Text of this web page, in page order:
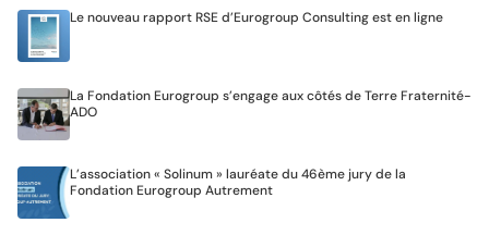
Le nouveau rapport RSE d’Eurogroup Consulting est en ligne
La Fondation Eurogroup s’engage aux côtés de Terre Fraternité-
ADO
L’association « Solinum » lauréate du 46ème jury de la
Fondation Eurogroup Autrement